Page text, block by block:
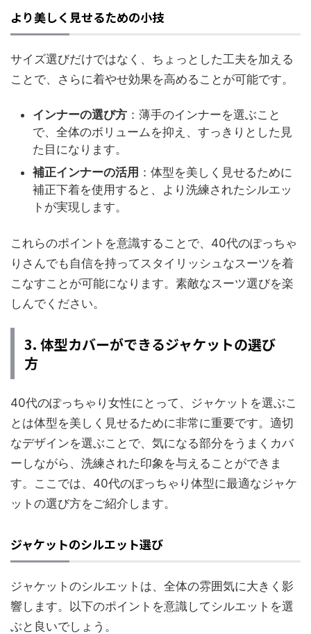
より美しく見せるための小技
サイズ選びだけではなく、ちょっとした工夫を加える
ことで、さらに着やせ効果を高めることが可能です。
インナーの選び方 ：薄手のインナーを選ぶこと
で、全体のボリュームを抑え、すっきりとした見
た目になります。
補正インナーの活用 ：体型を美しく見せるために
補正下着を使用すると、より洗練されたシルエッ
トが実現します。
これらのポイントを意識することで、40代のぽっちゃ
りさんでも自信を持ってスタイリッシュなスーツを着
こなすことが可能になります。素敵なスーツ選びを楽
しんでください。
3. 体型カバーができるジャケットの選び
方
40代のぽっちゃり女性にとって、ジャケットを選ぶこ
とは体型を美しく見せるために非常に重要です。適切
なデザインを選ぶことで、気になる部分をうまくカバ
ーしながら、洗練された印象を与えることができま
す。ここでは、40代のぽっちゃり体型に最適なジャケ
ットの選び方をご紹介します。
ジャケットのシルエット選び
ジャケットのシルエットは、全体の雰囲気に大きく影
響します。以下のポイントを意識してシルエットを選
ぶと良いでしょう。